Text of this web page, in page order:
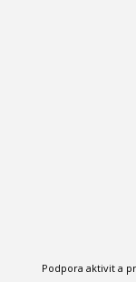
Podpora aktivit a